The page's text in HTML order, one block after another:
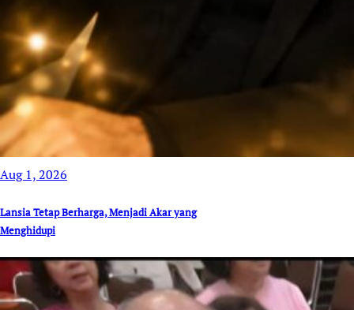
Aug 1, 2026
Lansia Tetap Berharga, Menjadi Akar yang
Menghidupi